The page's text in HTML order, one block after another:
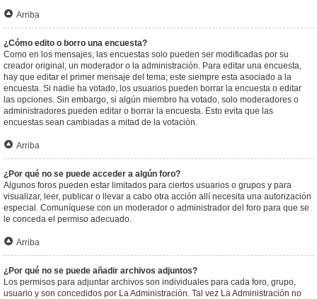
Arriba
¿Cómo edito o borro una encuesta?
Como en los mensajes, las encuestas solo pueden ser modificadas por su
creador original, un moderador o la administración. Para editar una encuesta,
hay que editar el primer mensaje del tema; este siempre esta asociado a la
encuesta. Si nadie ha votado, los usuarios pueden borrar la encuesta o editar
las opciones. Sin embargo, si algún miembro ha votado, solo moderadores o
administradores pueden editar o borrar la encuesta. Esto evita que las
encuestas sean cambiadas a mitad de la votación.
Arriba
¿Por qué no se puede acceder a algún foro?
Algunos foros pueden estar limitados para ciertos usuarios o grupos y para
visualizar, leer, publicar o llevar a cabo otra acción allí necesita una autorización
especial. Comuníquese con un moderador o administrador del foro para que se
le conceda el permiso adecuado.
Arriba
¿Por qué no se puede añadir archivos adjuntos?
Los permisos para adjuntar archivos son individuales para cada foro, grupo,
usuario y son concedidos por La Administración. Tal vez La Administración no